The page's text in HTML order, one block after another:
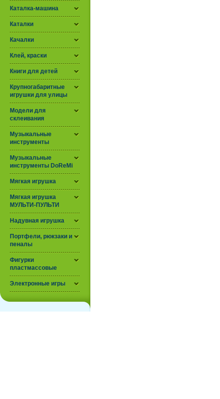
Каталка-машина
Каталки
Качалки
Клей, краски
Книги для детей
Крупногабаритные
игрушки для улицы
Модели для
склеивания
Музыкальные
инструменты
Музыкальные
инструменты DoReMi
Мягкая игрушка
Мягкая игрушка
МУЛЬТИ-ПУЛЬТИ
Надувная игрушка
Портфели, рюкзаки и
пеналы
Фигурки
пластмассовые
Электронные игры